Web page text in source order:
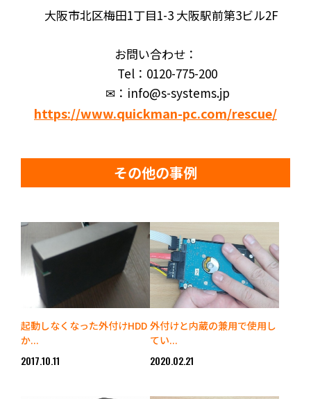
大阪市北区梅田1丁目1-3 大阪駅前第3ビル2F
お問い合わせ：
Tel：0120-775-200
✉：info@s-systems.jp
https://www.quickman-pc.com/rescue/
その他の事例
起動しなくなった外付けHDD
か...
2017.10.11
外付けと内蔵の兼用で使用し
てい...
2020.02.21